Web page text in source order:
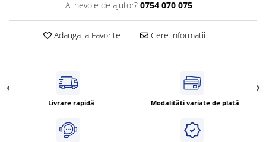
Ai nevoie de ajutor? 0754 070 075
Adauga la Favorite Cere informatii
Livrare rapidă Modalități variate de plată